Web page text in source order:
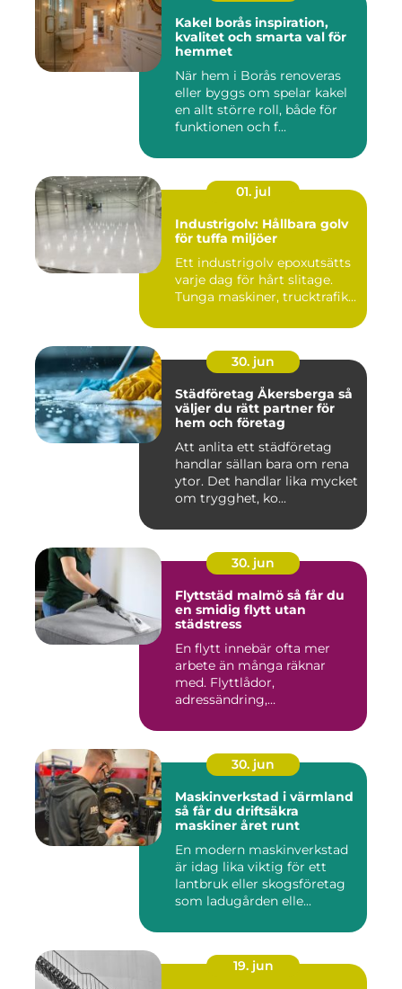
Kakel borås inspiration,
kvalitet och smarta val för
hemmet
När hem i Borås renoveras
eller byggs om spelar kakel
en allt större roll, både för
funktionen och f...
01. jul
Industrigolv: Hållbara golv
för tuffa miljöer
Ett industrigolv epoxutsätts
varje dag för hårt slitage.
Tunga maskiner, trucktrafik...
30. jun
Städföretag Åkersberga så
väljer du rätt partner för
hem och företag
Att anlita ett städföretag
handlar sällan bara om rena
ytor. Det handlar lika mycket
om trygghet, ko...
30. jun
Flyttstäd malmö så får du
en smidig flytt utan
städstress
En flytt innebär ofta mer
arbete än många räknar
med. Flyttlådor,
adressändring,
30. jun
Maskinverkstad i värmland
så får du driftsäkra
maskiner året runt
En modern maskinverkstad
är idag lika viktig för ett
lantbruk eller skogsföretag
som ladugården elle...
19. jun